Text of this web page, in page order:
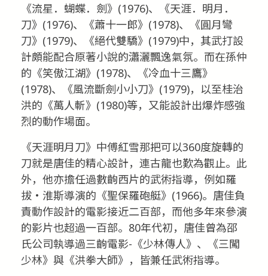
《流星．蝴蝶．劍》(1976)、《天涯．明月．
刀》(1976)、《蕭十一郎》(1978)、《圓月彎
刀》(1979)、《絕代雙驕》(1979)中，其武打設
計頗能配合原著小說的瀟灑飄逸氣氛。而在孫仲
的《笑傲江湖》(1978)、《冷血十三鷹》
(1978)、《風流斷劍小小刀》(1979)，以至桂治
洪的《萬人斬》(1980)等，又能設計出爆炸感強
烈的動作場面。
《天涯明月刀》中傅紅雪那把可以360度旋轉的
刀就是唐佳的精心設計，連古龍也歎為觀止。此
外，他亦擔任過數齣西片的武術指導，例如羅
拔‧淮斯導演的《聖保羅砲艇》(1966)。唐佳負
責動作設計的電影接近二百部，而他多年來參演
的影片也超過一百部。80年代初，唐佳曾為邵
氏公司執導過三齣電影-《少林傳人》、《三闖
少林》與《洪拳大師》，皆兼任武術指導。